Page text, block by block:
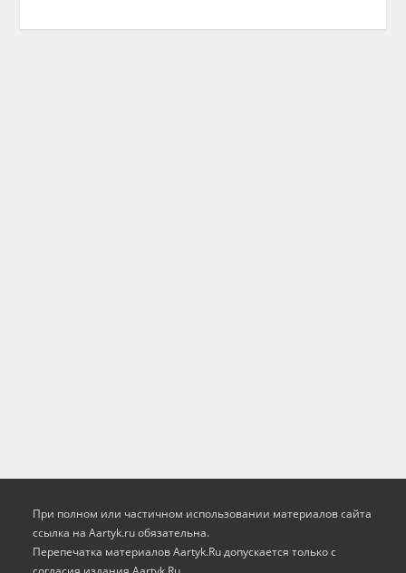
При полном или частичном использовании материалов сайта
ссылка на Aartyk.ru oбязательна.
Перепечатка материалов Aartyk.Ru допускается только с